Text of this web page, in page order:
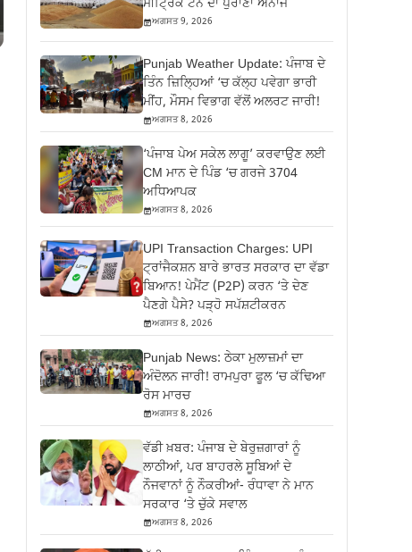
ਮੀਟ੍ਰਿਕ ਟਨ ਦਾ ਪੁਰਾਣਾ ਅਨਾਜ
ਅਗਸਤ 9, 2026
Punjab Weather Update: ਪੰਜਾਬ ਦੇ
ਤਿੰਨ ਜ਼‍ਿਲ੍ਹਿਆਂ ‘ਚ ਕੱਲ੍ਹ ਪਵੇਗਾ ਭਾਰੀ
ਮੀਂਹ, ਮੌਸਮ ਵਿਭਾਗ ਵੱਲੋਂ ਅਲਰਟ ਜਾਰੀ!
ਅਗਸਤ 8, 2026
‘ਪੰਜਾਬ ਪੇਅ ਸਕੇਲ ਲਾਗੂ’ ਕਰਵਾਉਣ ਲਈ
CM ਮਾਨ ਦੇ ਪਿੰਡ ‘ਚ ਗਰਜੇ 3704
ਅਧਿਆਪਕ
ਅਗਸਤ 8, 2026
UPI Transaction Charges: UPI
ਟ੍ਰਾਂਜੈਕਸ਼ਨ ਬਾਰੇ ਭਾਰਤ ਸਰਕਾਰ ਦਾ ਵੱਡਾ
ਬਿਆਨ! ਪੇਮੈਂਟ (P2P) ਕਰਨ ‘ਤੇ ਦੇਣ
ਪੈਣਗੇ ਪੈਸੇ? ਪੜ੍ਹੋ ਸਪੱਸ਼ਟੀਕਰਨ
ਅਗਸਤ 8, 2026
Punjab News: ਠੇਕਾ ਮੁਲਾਜ਼ਮਾਂ ਦਾ
ਅੰਦੋਲਨ ਜਾਰੀ! ਰਾਮਪੁਰਾ ਫੂਲ ‘ਚ ਕੱਢਿਆ
ਰੋਸ ਮਾਰਚ
ਅਗਸਤ 8, 2026
ਵੱਡੀ ਖ਼ਬਰ: ਪੰਜਾਬ ਦੇ ਬੇਰੁਜ਼ਗਾਰਾਂ ਨੂੰ
ਲਾਠੀਆਂ, ਪਰ ਬਾਹਰਲੇ ਸੂਬਿਆਂ ਦੇ
ਨੌਜਵਾਨਾਂ ਨੂੰ ਨੌਕਰੀਆਂ- ਰੰਧਾਵਾ ਨੇ ਮਾਨ
ਸਰਕਾਰ ‘ਤੇ ਚੁੱਕੇ ਸਵਾਲ
ਅਗਸਤ 8, 2026